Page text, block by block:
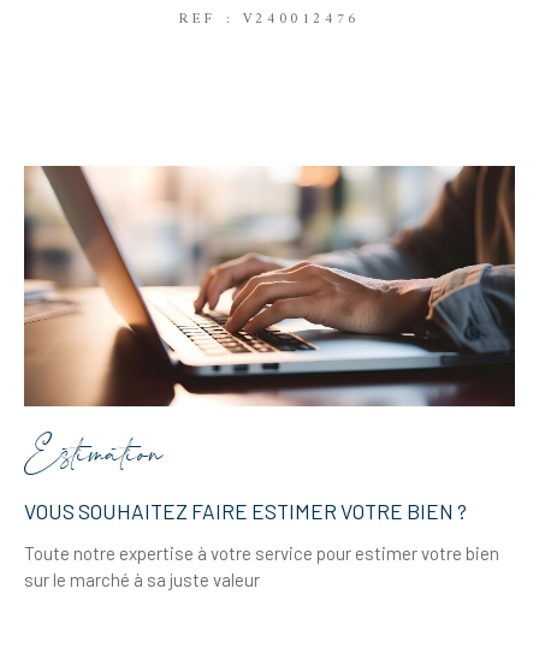
REF : V240012476
Estimation
VOUS SOUHAITEZ FAIRE ESTIMER VOTRE BIEN ?
Toute notre expertise à votre service pour estimer votre bien
sur le marché à sa juste valeur